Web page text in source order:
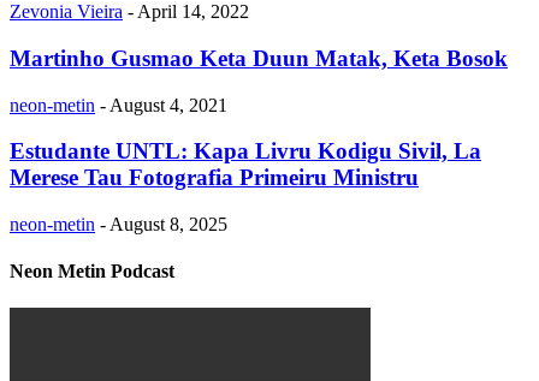
Zevonia Vieira - April 14, 2022
Martinho Gusmao Keta Duun Matak, Keta Bosok
neon-metin - August 4, 2021
Estudante UNTL: Kapa Livru Kodigu Sivil, La
Merese Tau Fotografia Primeiru Ministru
neon-metin - August 8, 2025
Neon Metin Podcast